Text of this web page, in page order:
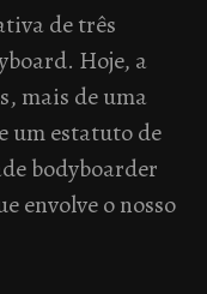
de três
Hoje, a
mais de uma
um estatuto de
bodyboarder
envolve o nosso